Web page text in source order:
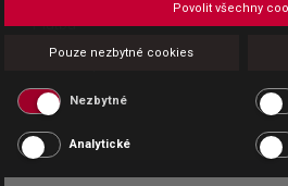
Platba
Povinná publicita
Pouze nezbytné cookies
Povolit všechny
Nezbytné
Analytické